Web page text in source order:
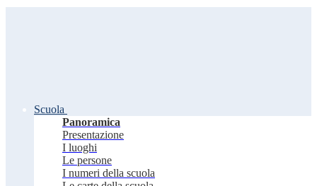
Scuola
Panoramica
Presentazione
I luoghi
Le persone
I numeri della scuola